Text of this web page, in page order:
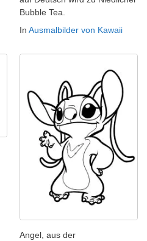
Bubble Tea.
In Ausmalbilder von Kawaii
Angel, aus der